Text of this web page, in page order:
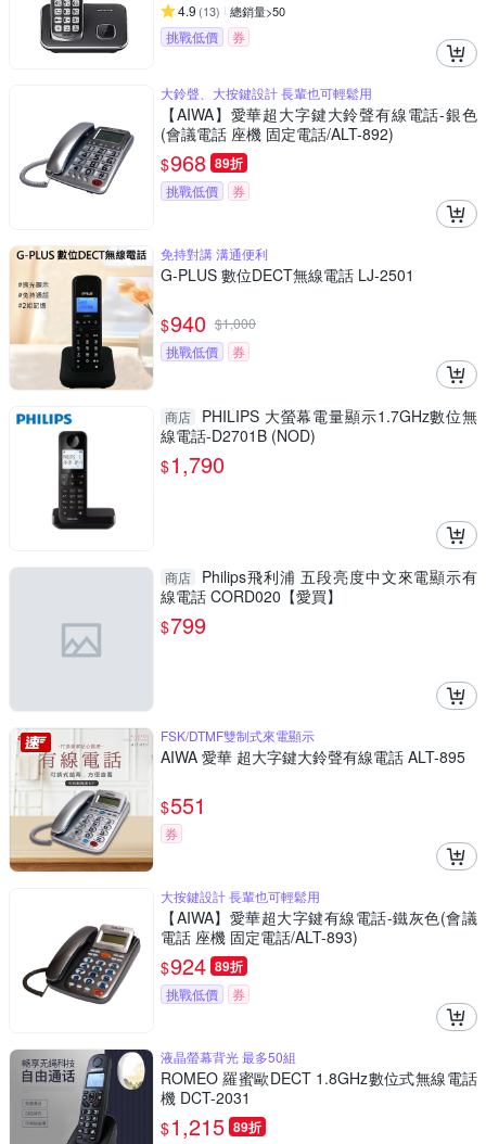
4.9 (13) 總銷量>50
挑戰低價 券
大鈴聲、大按鍵設計 長輩也可輕鬆用
【AIWA】愛華超大字鍵大鈴聲有線電話-銀色
(會議電話 座機 固定電話/ALT-892)
$968 89折
挑戰低價 券
免持對講 溝通便利
G-PLUS 數位DECT無線電話 LJ-2501
$940 $1,000
挑戰低價
券
商店
PHILIPS 大螢幕電量顯示1.7GHz數位無
線電話-D2701B (NOD)
$1,790
商店
Philips飛利浦 五段亮度中文來電顯示有
線電話 CORD020【愛買】
$799
FSK/DTMF雙制式來電顯示
AIWA 愛華 超大字鍵大鈴聲有線電話 ALT-895
$551
券
大按鍵設計 長輩也可輕鬆用
【AIWA】愛華超大字鍵有線電話-鐵灰色(會議
電話 座機 固定電話/ALT-893)
$924 89折
挑戰低價 券
液晶螢幕背光 最多50組
ROMEO 羅蜜歐DECT 1.8GHz數位式無線電話
機 DCT-2031
$1,215 89折